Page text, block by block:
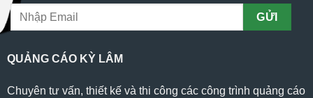
QUẢNG CÁO KỲ LÂM
Chuyên tư vấn, thiết kế và thi công các công trình quảng cáo